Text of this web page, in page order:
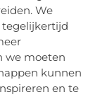
We
tegelijkertijd
we moeten
kunnen
en te